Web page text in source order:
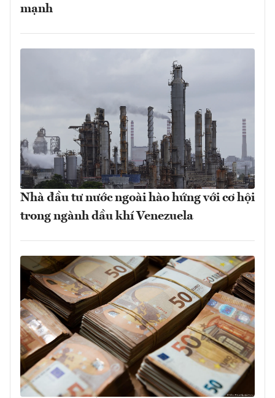
mạnh
Nhà đầu tư nước ngoài hào hứng với cơ hội
trong ngành dầu khí Venezuela